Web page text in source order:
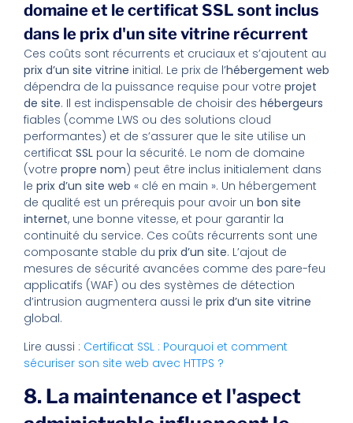
domaine et le certificat SSL sont inclus
dans le prix d'un site vitrine récurrent
Ces coûts sont récurrents et cruciaux et s’ajoutent au
prix d’un site vitrine initial. Le prix de l’hébergement web
dépendra de la puissance requise pour votre projet
de site. Il est indispensable de choisir des hébergeurs
fiables (comme LWS ou des solutions cloud
performantes) et de s’assurer que le site utilise un
certificat SSL pour la sécurité. Le nom de domaine
(votre propre nom) peut être inclus initialement dans
le prix d’un site web « clé en main ». Un hébergement
de qualité est un prérequis pour avoir un bon site
internet, une bonne vitesse, et pour garantir la
continuité du service. Ces coûts récurrents sont une
composante stable du prix d’un site. L’ajout de
mesures de sécurité avancées comme des pare-feu
applicatifs (WAF) ou des systèmes de détection
d’intrusion augmentera aussi le prix d’un site vitrine
global.
Lire aussi : Certificat SSL : Pourquoi et comment
sécuriser son site web avec HTTPS ?
8. La maintenance et l'aspect